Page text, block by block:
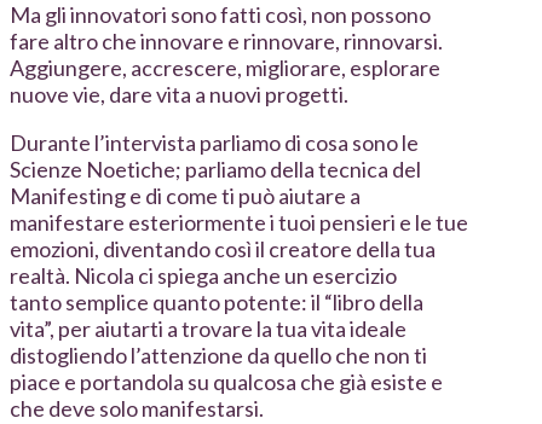
Ma gli innovatori sono fatti così, non possono
fare altro che innovare e rinnovare, rinnovarsi.
Aggiungere, accrescere, migliorare, esplorare
nuove vie, dare vita a nuovi progetti.
Durante l’intervista parliamo di cosa sono le
Scienze Noetiche; parliamo della tecnica del
Manifesting e di come ti può aiutare a
manifestare esteriormente i tuoi pensieri e le tue
emozioni, diventando così il creatore della tua
realtà. Nicola ci spiega anche un esercizio
tanto semplice quanto potente: il “libro della
vita”, per aiutarti a trovare la tua vita ideale
distogliendo l’attenzione da quello che non ti
piace e portandola su qualcosa che già esiste e
che deve solo manifestarsi.